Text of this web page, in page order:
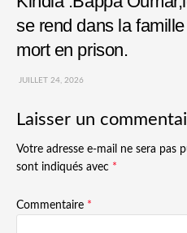
se rend dans la
mort en prison.
JUILLET 24, 2026
Laisser un
Votre adresse e-mail ne sera pas
sont indiqués avec *
Commentaire *